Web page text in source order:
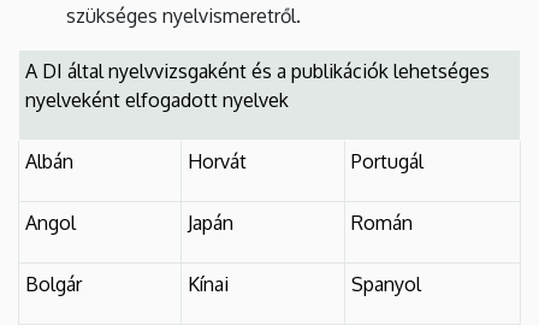
szükséges nyelvismeretről.
A DI által nyelvvizsgaként és a publikációk lehetséges
nyelveként elfogadott nyelvek
Albán Horvát Portugál
Angol Japán Román
Bolgár Kínai Spanyol